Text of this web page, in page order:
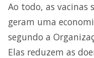
Ao todo, as vacinas
geram uma
segundo a
Elas reduzem as